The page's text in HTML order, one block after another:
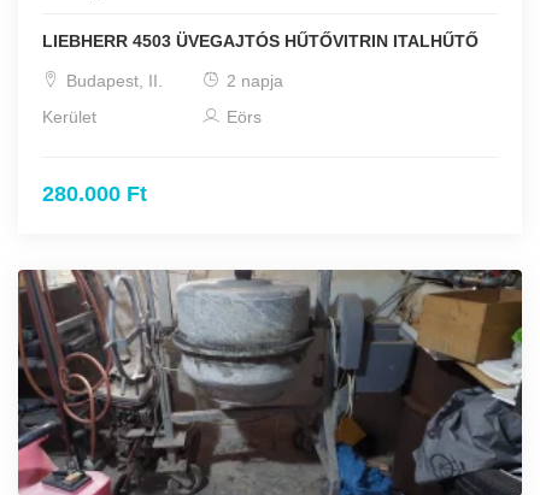
LIEBHERR 4503 ÜVEGAJTÓS HŰTŐVITRIN ITALHŰTŐ
Budapest, II.
Kerület
2 napja
Eörs
280.000 Ft